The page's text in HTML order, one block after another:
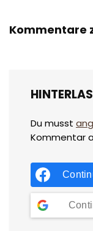
Kommentare
Du musst
Kommentar